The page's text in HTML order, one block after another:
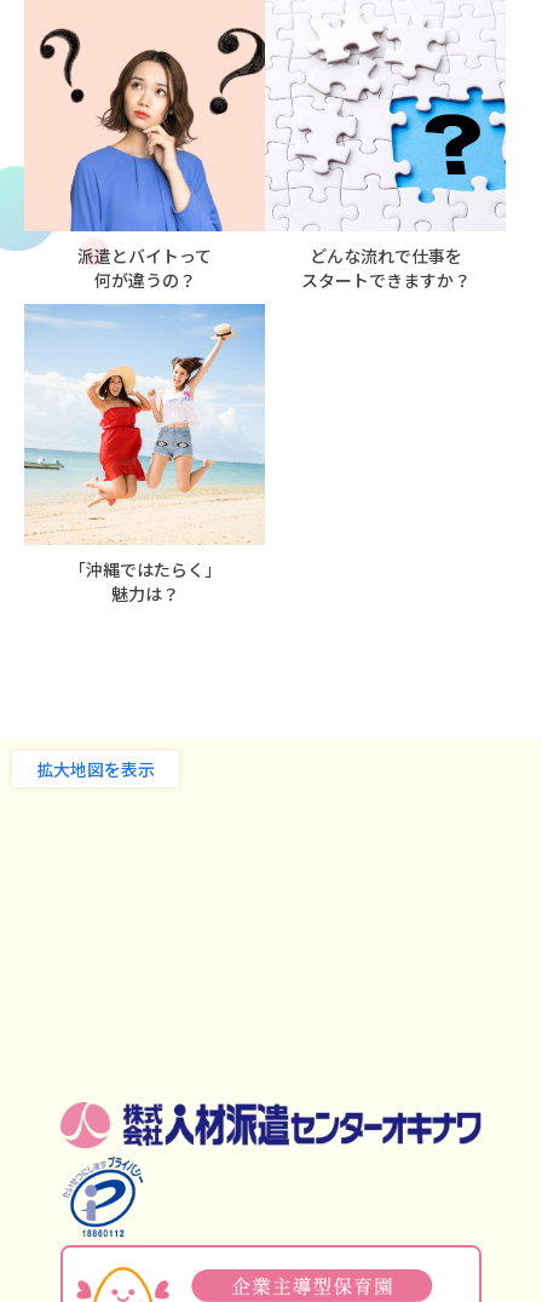
派遣とバイトって
何が違うの？
どんな流れで仕事を
スタートできますか？
「沖縄ではたらく」
魅力は？
拡大地図を表示